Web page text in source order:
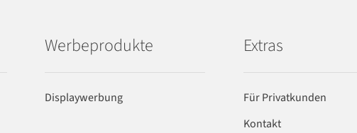
Werbeprodukte
Displaywerbung
Extras
Für Privatkunden
Kontakt